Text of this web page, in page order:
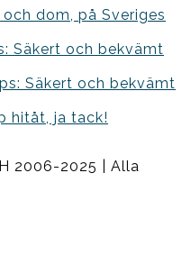
dom, på Sveriges
Säkert och bekvämt
Säkert och bekvämt
hitåt, ja tack!
2006-2025 | Alla